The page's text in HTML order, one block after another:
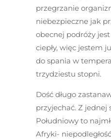
przegrzanie
niebezpieczne jak
obecnej podróży
ciepły, więc jestem
do spania w
trzydziestu stopni.
Dość długo
przyjechać. Z jednej
Południowy to
Afryki-